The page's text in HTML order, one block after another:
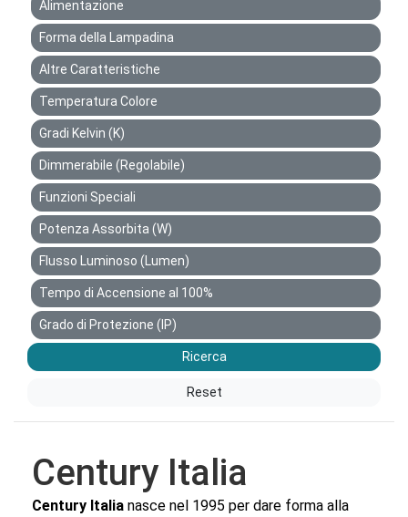
Alimentazione
Forma della Lampadina
Altre Caratteristiche
Temperatura Colore
Gradi Kelvin (K)
Dimmerabile (Regolabile)
Funzioni Speciali
Potenza Assorbita (W)
Flusso Luminoso (Lumen)
Tempo di Accensione al 100%
Grado di Protezione (IP)
Ricerca
Reset
Century Italia
Century Italia nasce nel 1995 per dare forma alla